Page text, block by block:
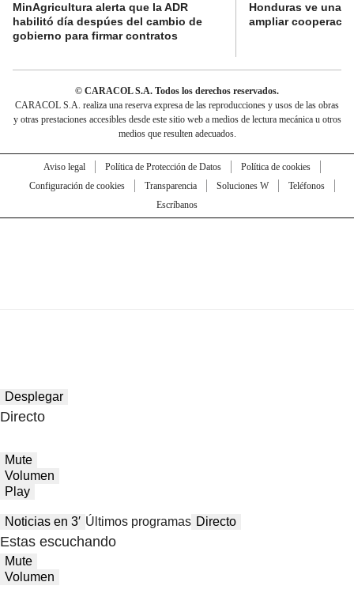
MinAgricultura alerta que la ADR
habilitó día despúes del cambio de
gobierno para firmar contratos
Honduras ve una
ampliar
© CARACOL S.A. Todos los derechos reservados.
CARACOL S.A. realiza una reserva expresa de las reproducciones y usos de las obras
y otras prestaciones accesibles desde este sitio web a medios de lectura mecánica u otros
medios que resulten adecuados.
Aviso legal Política de Protección de Datos
Política de cookies
Configuración de cookies
Transparencia Soluciones W
Teléfonos
Escríbanos
Desplegar
Directo
Mute
Volumen
Play
Noticias en 3′ Últimos programas Directo
Estas escuchando
Mute
Volumen